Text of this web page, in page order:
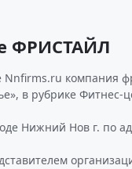
ФРИСТАЙЛ
Nnfirms.ru компания
в рубрике
Нижний Нов г. по